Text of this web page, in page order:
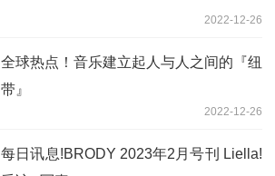
2022-12-26
全球热点！音乐建立起人与人之间的『纽
带』
2022-12-26
每日讯息!BRODY 2023年2月号刊 Liella!